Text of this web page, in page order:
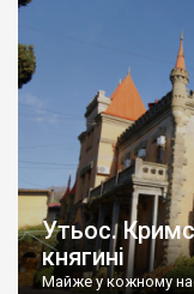
Утьос.
княгині
Майже у кожному